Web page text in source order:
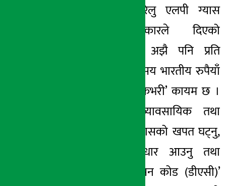
उनका अनुसार घरेलु एलपी ग्यास
सिलिन्डरमा सरकारले दिएको
अनुदानका कारण अझै पनि प्रति
सिलिन्डर करिब ७ सय भारतीय रुपैयाँ
बराबरको ‘अन्डर रिकभरी’ कायम छ ।
पछिल्लो समय व्यावसायिक तथा
औद्योगिक क्षेत्रमा ग्यासको खपत घट्नु,
बुकिङ चक्रमा सुधार आउनु तथा
‘डेलिभरी अथेन्टिकेसन कोड (डीएसी)’